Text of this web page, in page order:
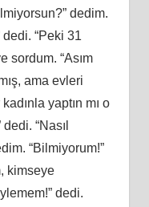
dedim.
“Peki 31
sordum. “Asım
ama evleri
yaptın mı o
“Nasıl
“Bilmiyorum!”
kimseye
dedi.